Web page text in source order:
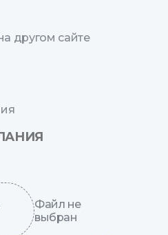
другом сайте
Файл не
выбран